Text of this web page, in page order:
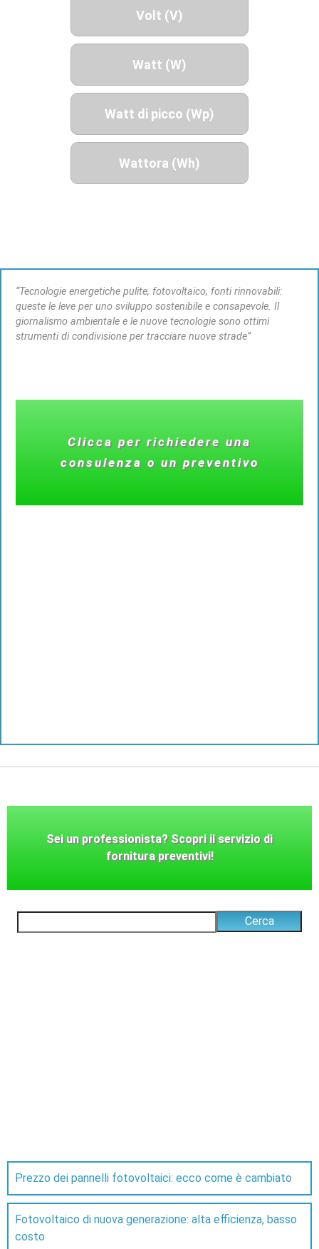
Volt (V)
Watt (W)
Watt di picco (Wp)
Wattora (Wh)
“Tecnologie energetiche pulite, fotovoltaico, fonti rinnovabili:
queste le leve per uno sviluppo sostenibile e consapevole. Il
giornalismo ambientale e le nuove tecnologie sono ottimi
strumenti di condivisione per tracciare nuove strade”
Clicca per richiedere una
consulenza o un preventivo
Prezzo dei pannelli fotovoltaici: ecco come è cambiato
Fotovoltaico di nuova generazione: alta efficienza, basso
costo